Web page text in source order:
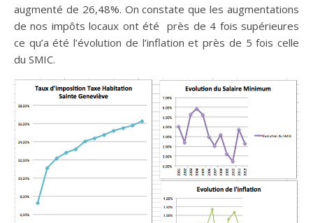
augmenté de 26,48%. On constate que les augmentations
de nos impôts locaux ont été près de 4 fois supérieures
ce qu’a été l’évolution de l’inflation et près de 5 fois celle
du SMIC.